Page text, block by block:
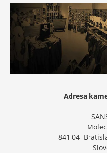
Adresa
841 04